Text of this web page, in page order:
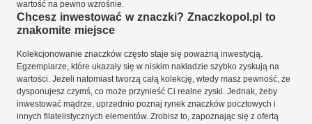
wartość na pewno wzrośnie.
Chcesz inwestować w znaczki? Znaczkopol.pl to
znakomite miejsce
Kolekcjonowanie znaczków często staje się poważną inwestycją.
Egzemplarze, które ukazały się w niskim nakładzie szybko zyskują na
wartości. Jeżeli natomiast tworzą całą kolekcję, wtedy masz pewność, że
dysponujesz czymś, co może przynieść Ci realne zyski. Jednak, żeby
inwestować mądrze, uprzednio poznaj rynek znaczków pocztowych i
innych filatelistycznych elementów. Zrobisz to, zapoznając się z ofertą